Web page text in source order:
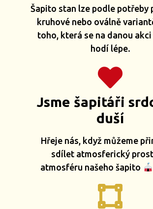
Šapito stan lze podle potřeby
kruhové nebo oválně
toho, která se na danou
hodí lépe.
Jsme šapitáři
duší
Hřeje nás, když můžeme
sdílet atmosferický
atmosféru našeho šapito